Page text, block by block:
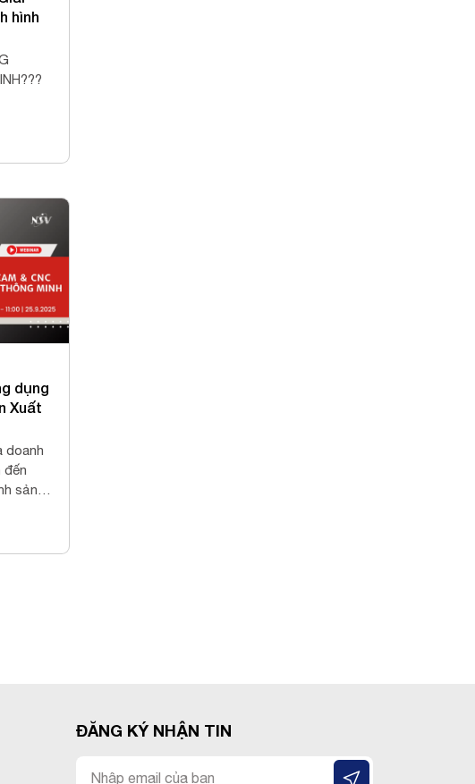
hình
dụng
Xuất
doanh
đến
sản
ĐĂNG KÝ NHẬN TIN